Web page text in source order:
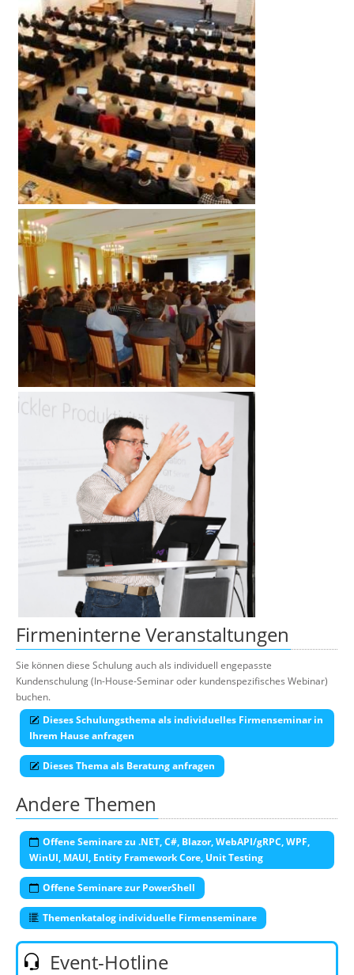
Firmeninterne Veranstaltungen
Sie können diese Schulung auch als individuell engepasste
Kundenschulung (In-House-Seminar oder kundenspezifisches Webinar)
buchen.
Dieses Schulungsthema als individuelles Firmenseminar in
Ihrem Hause anfragen
Dieses Thema als Beratung anfragen
Andere Themen
Offene Seminare zu .NET, C#, Blazor, WebAPI/gRPC, WPF,
WinUI, MAUI, Entity Framework Core, Unit Testing
Offene Seminare zur PowerShell
Themenkatalog individuelle Firmenseminare
Event-Hotline